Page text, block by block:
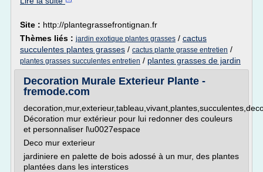
Site : http://plantegrassefrontignan.fr
Thèmes liés : jardin exotique plantes grasses / cactus
succulentes plantes grasses / cactus plante grasse entretien /
plantes grasses succulentes entretien / plantes grasses de jardin
Decoration Murale Exterieur Plante -
fremode.com
Décoration mur extérieur pour lui redonner des couleurs
et personnaliser l\u0027espace
Deco mur exterieur
jardiniere en palette de bois adossé à un mur, des plantes
plantées dans les interstices